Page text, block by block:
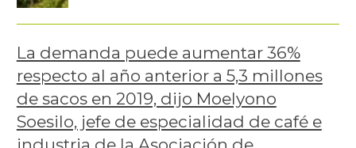
La demanda puede aumentar 36%
respecto al año anterior a 5,3 millones
de sacos en 2019, dijo Moelyono
Soesilo, jefe de especialidad de café e